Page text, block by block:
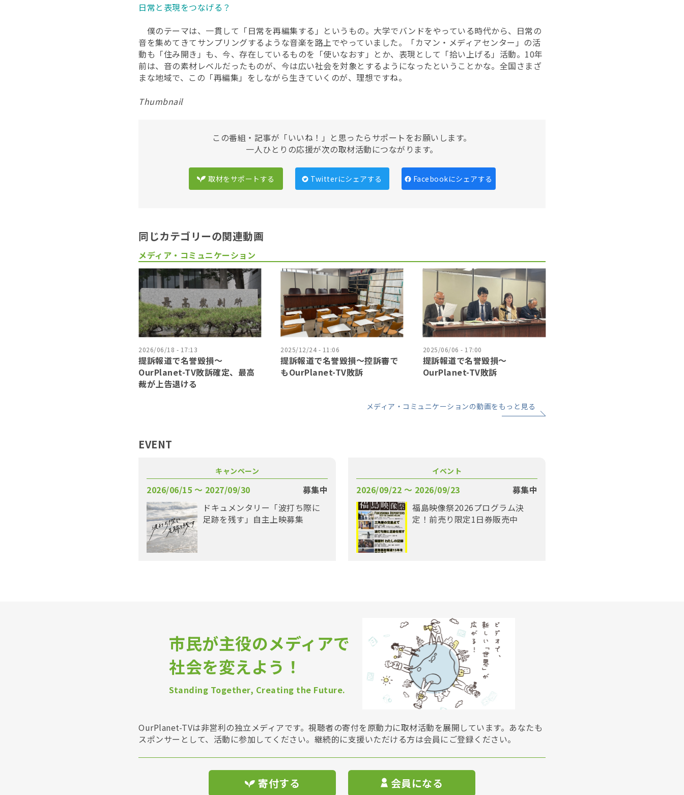
日常と表現をつなげる？
僕のテーマは、一貫して「日常を再編集する」というもの。大学でバンドをやっている時代から、日常の
音を集めてきてサンプリングするような音楽を路上でやっていました。「カマン・メディアセンター」の活
動も「住み開き」も、今、存在しているものを「使いなおす」とか、表現として「拾い上げる」活動。10年
前は、音の素材レベルだったものが、今は広い社会を対象とするようになったということかな。全国さまざ
まな地域で、この「再編集」をしながら生きていくのが、理想ですね。
Thumbnail
この番組・記事が「いいね！」と思ったらサポートをお願いします。
一人ひとりの応援が次の取材活動につながります。
取材をサポートする Twitterにシェアする Facebookにシェアする
同じカテゴリーの関連動画
メディア・コミュニケーション
2026/06/18 - 17:13
提訴報道で名誉毀損〜
OurPlanet-TV敗訴確定、最高
裁が上告退ける
2025/12/24 - 11:06
提訴報道で名誉毀損〜控訴審で
もOurPlanet-TV敗訴
2025/06/06 - 17:00
提訴報道で名誉毀損〜
OurPlanet-TV敗訴
メディア・コミュニケーションの動画をもっと見る
EVENT
キャンペーン
2026/06/15 〜 2027/09/30
募集中
ドキュメンタリー「波打ち際に
足跡を残す」自主上映募集
イベント
2026/09/22 〜 2026/09/23
募集中
福島映像祭2026プログラム決
定！前売り限定1日券販売中
市民が主役のメディアで
社会を変えよう！
Standing Together, Creating the Future.
OurPlanet-TVは非営利の独立メディアです。視聴者の寄付を原動力に取材活動を展開しています。あなたも
スポンサーとして、活動に参加してください。継続的に支援いただける方は会員にご登録ください。
寄付する 会員になる